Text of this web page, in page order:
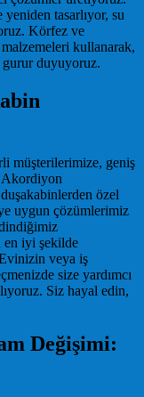
yeniden tasarlıyor, su
Körfez ve
kullanarak,
duyuyoruz.
müşterilerimize, geniş
Akordiyon
özel
uygun çözümlerimiz
en iyi şekilde
veya iş
size yardımcı
Siz hayal edin,
Değişimi: